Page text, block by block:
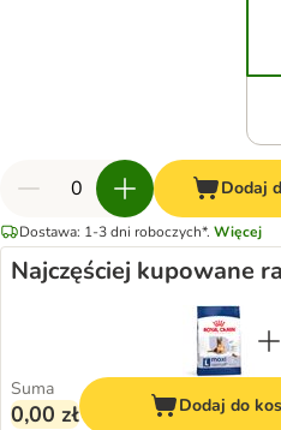
Dodaj
Dostawa: 1-3 dni roboczych*. Więcej
Najczęściej kupowane
Suma
0,00 zł Dodaj do